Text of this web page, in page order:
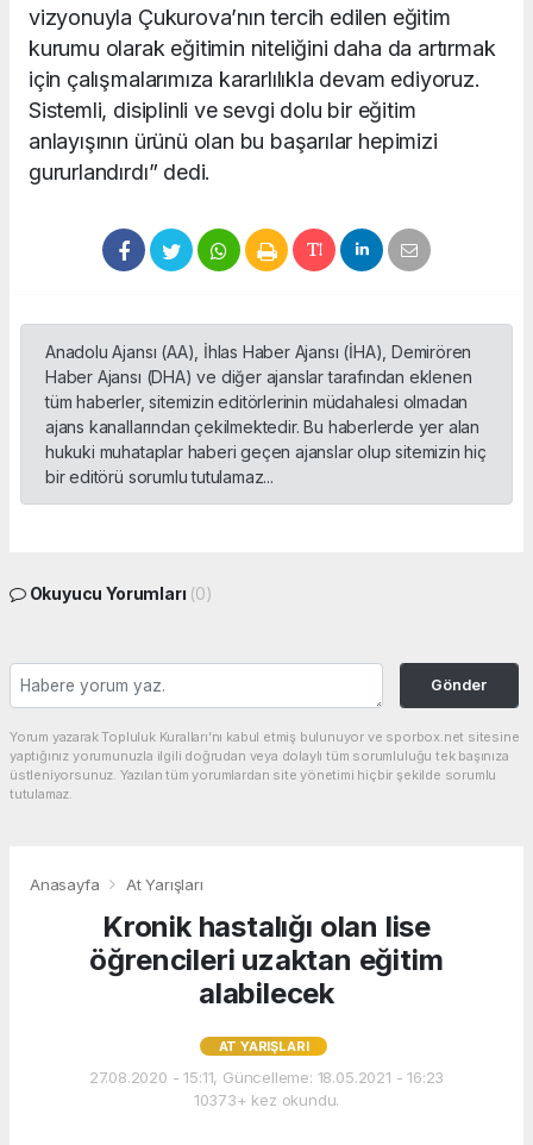
vizyonuyla Çukurova’nın tercih edilen eğitim
kurumu olarak eğitimin niteliğini daha da artırmak
için çalışmalarımıza kararlılıkla devam ediyoruz.
Sistemli, disiplinli ve sevgi dolu bir eğitim
anlayışının ürünü olan bu başarılar hepimizi
gururlandırdı” dedi.
Anadolu Ajansı (AA), İhlas Haber Ajansı (İHA), Demirören
Haber Ajansı (DHA) ve diğer ajanslar tarafından eklenen
tüm haberler, sitemizin editörlerinin müdahalesi olmadan
ajans kanallarından çekilmektedir. Bu haberlerde yer alan
hukuki muhataplar haberi geçen ajanslar olup sitemizin hiç
bir editörü sorumlu tutulamaz...
Okuyucu Yorumları (0)
Gönder
Yorum yazarak Topluluk Kuralları’nı kabul etmiş bulunuyor ve sporbox.net sitesine
yaptığınız yorumunuzla ilgili doğrudan veya dolaylı tüm sorumluluğu tek başınıza
üstleniyorsunuz. Yazılan tüm yorumlardan site yönetimi hiçbir şekilde sorumlu
tutulamaz.
Anasayfa At Yarışları
Kronik hastalığı olan lise
öğrencileri uzaktan eğitim
alabilecek
AT YARIŞLARI
27.08.2020 - 15:11, Güncelleme: 18.05.2021 - 16:23
10373+ kez okundu.